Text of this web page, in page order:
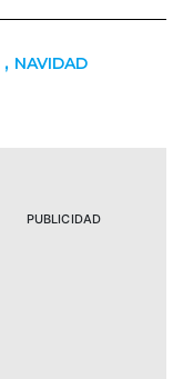
, NAVIDAD
PUBLICIDAD